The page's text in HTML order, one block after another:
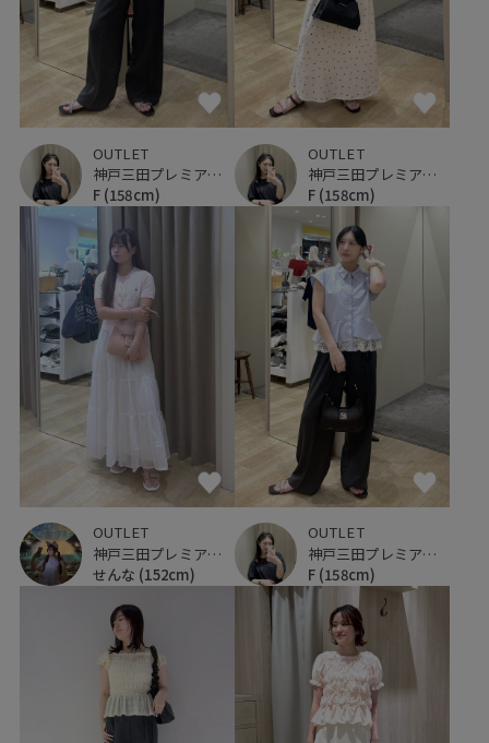
OUTLET
神戸三田プレミアム・アウトレット
F (158cm)
OUTLET
神戸三田プレミアム・アウトレット
F (158cm)
OUTLET
神戸三田プレミアム・アウトレット
せんな (152cm)
OUTLET
神戸三田プレミアム・アウトレット
F (158cm)